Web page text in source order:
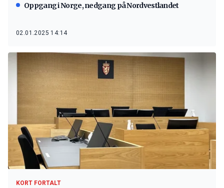
Oppgang i Norge, nedgang på Nordvestlandet
02.01.2025 14:14
KORT FORTALT